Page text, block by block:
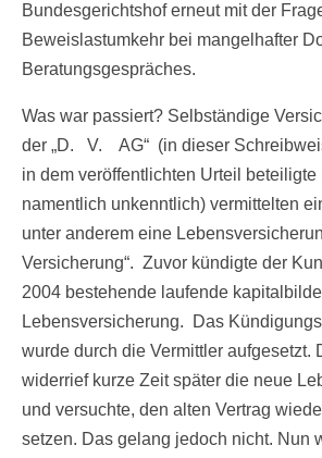
Bundesgerichtshof erneut mit der
Beweislastumkehr bei mangelhafter
Beratungsgespräches.
Was war passiert? Selbständige
der „D. V. AG“ (in dieser
in dem veröffentlichten Urteil beteiligte
namentlich unkenntlich) vermittelten
unter anderem eine
Versicherung“. Zuvor kündigte der
2004 bestehende laufende
Lebensversicherung. Das
wurde durch die Vermittler aufgesetzt.
widerrief kurze Zeit später die neue
und versuchte, den alten Vertrag
setzen. Das gelang jedoch nicht. Nun